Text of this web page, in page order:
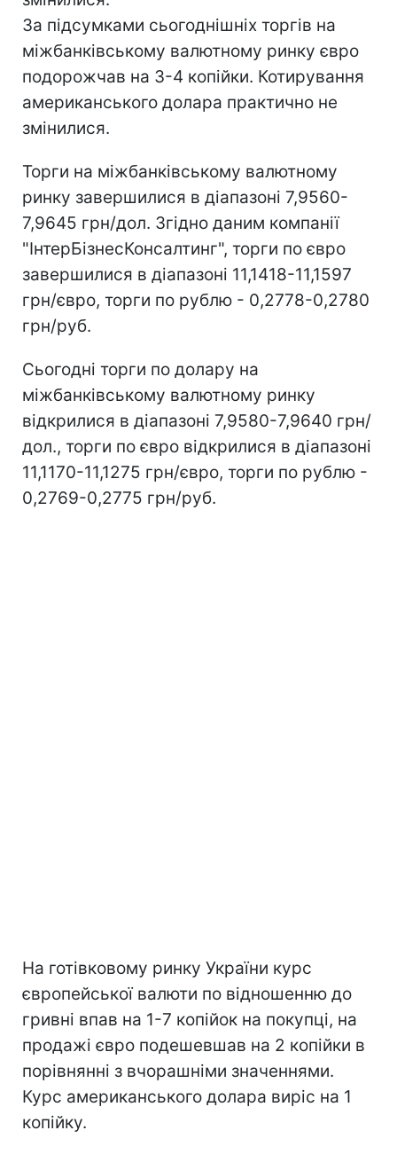
За підсумками сьогоднішніх торгів на
міжбанківському валютному ринку євро
подорожчав на 3-4 копійки. Котирування
американського долара практично не
змінилися.
Торги на міжбанківському валютному
ринку завершилися в діапазоні 7,9560-
7,9645 грн/дол. Згідно даним компанії
"ІнтерБізнесКонсалтинг", торги по євро
завершилися в діапазоні 11,1418-11,1597
грн/євро, торги по рублю - 0,2778-0,2780
грн/руб.
Сьогодні торги по долару на
міжбанківському валютному ринку
відкрилися в діапазоні 7,9580-7,9640 грн/
дол., торги по євро відкрилися в діапазоні
11,1170-11,1275 грн/євро, торги по рублю -
0,2769-0,2775 грн/руб.
На готівковому ринку України курс
європейської валюти по відношенню до
гривні впав на 1-7 копійок на покупці, на
продажі євро подешевшав на 2 копійки в
порівнянні з вчорашніми значеннями.
Курс американського долара виріс на 1
копійку.